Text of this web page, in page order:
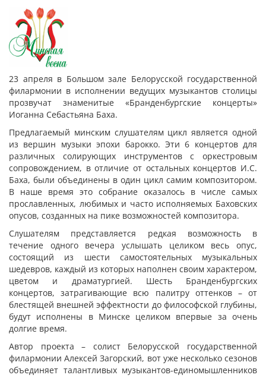
23 апреля в Большом зале Белорусской государственной
филармонии в исполнении ведущих музыкантов столицы
прозвучат знаменитые «Бранденбургские концерты»
Иоганна Себастьяна Баха.
Предлагаемый минским слушателям цикл является одной
из вершин музыки эпохи барокко. Эти 6 концертов для
различных солирующих инструментов с оркестровым
сопровождением, в отличие от остальных концертов И.С.
Баха, были объединены в один цикл самим композитором.
В наше время это собрание оказалось в числе самых
прославленных, любимых и часто исполняемых Баховских
опусов, созданных на пике возможностей композитора.
Слушателям представляется редкая возможность в
течение одного вечера услышать целиком весь опус,
состоящий из шести самостоятельных музыкальных
шедевров, каждый из которых наполнен своим характером,
цветом и драматургией. Шесть Бранденбургских
концертов, затрагивающие всю палитру оттенков – от
блестящей внешней эффектности до философской глубины,
будут исполнены в Минске целиком впервые за очень
долгие время.
Автор проекта – солист Белорусской государственной
филармонии Алексей Загорский, вот уже несколько сезонов
объединяет талантливых музыкантов-единомышленников